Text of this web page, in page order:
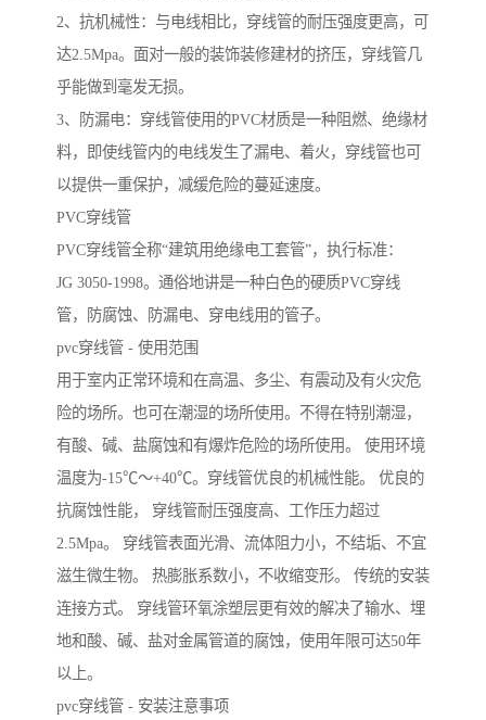
2、抗机械性：与电线相比，穿线管的耐压强度更高，可
达2.5Mpa。面对一般的装饰装修建材的挤压，穿线管几
乎能做到毫发无损。
3、防漏电：穿线管使用的PVC材质是一种阻燃、绝缘材
料，即使线管内的电线发生了漏电、着火，穿线管也可
以提供一重保护，减缓危险的蔓延速度。
PVC穿线管
PVC穿线管全称“建筑用绝缘电工套管”，执行标准：
JG 3050-1998。通俗地讲是一种白色的硬质PVC穿线
管，防腐蚀、防漏电、穿电线用的管子。
pvc穿线管 - 使用范围
用于室内正常环境和在高温、多尘、有震动及有火灾危
险的场所。也可在潮湿的场所使用。不得在特别潮湿，
有酸、碱、盐腐蚀和有爆炸危险的场所使用。 使用环境
温度为-15℃～+40℃。穿线管优良的机械性能。 优良的
抗腐蚀性能， 穿线管耐压强度高、工作压力超过
2.5Mpa。 穿线管表面光滑、流体阻力小，不结垢、不宜
滋生微生物。 热膨胀系数小，不收缩变形。 传统的安装
连接方式。 穿线管环氧涂塑层更有效的解决了输水、埋
地和酸、碱、盐对金属管道的腐蚀，使用年限可达50年
以上。
pvc穿线管 - 安装注意事项